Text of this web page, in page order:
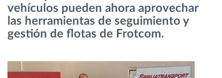
Gestión de combustible
Planificación y seguimiento de rutas
Identificación automática del conductor
vehículos pueden ahora aprovechar
las herramientas de seguimiento y
gestión de flotas de Frotcom.